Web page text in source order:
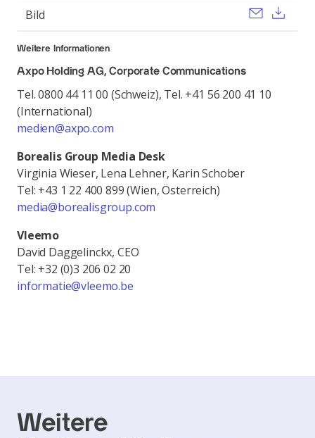
Bild Send
Weitere Informationen
Axpo Holding AG, Corporate Communications
Tel. 0800 44 11 00 (Schweiz), Tel. +41 56 200 41 10
(International)
medien@axpo.com
Borealis Group Media Desk
Virginia Wieser, Lena Lehner, Karin Schober
Tel: +43 1 22 400 899 (Wien, Österreich)
media@borealisgroup.com
Vleemo
David Daggelinckx, CEO
Tel: +32 (0)3 206 02 20
informatie@vleemo.be
Weitere